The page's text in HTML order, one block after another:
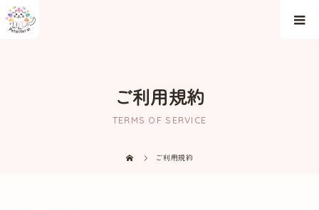
ご利用規約
TERMS OF SERVICE
ご利用規約